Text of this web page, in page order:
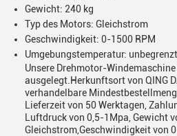
Gewicht: 240 kg
Typ des Motors: Gleichstrom
Geschwindigkeit: 0-1500 RPM
Umgebungstemperatur: unbegrenzt
Unsere Drehmotor-
ausgelegt.Herkunftsort von QING
verhandelbare
Lieferzeit von 50 Werktagen,
Luftdruck von 0,5-1Mpa, Gewicht
Gleichstrom,Geschwindigkeit von